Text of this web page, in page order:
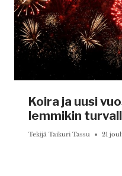
Koira ja uusi
lemmikin
Tekijä Taikuri Tassu 21